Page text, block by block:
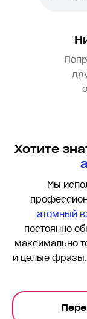
Хотите
Мы
атомный
постоянно
максимально
и целые фразы,